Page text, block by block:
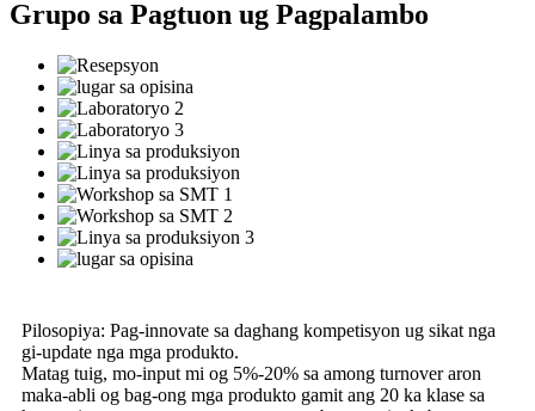
Grupo sa Pagtuon ug Pagpalambo
Pilosopiya: Pag-innovate sa daghang kompetisyon ug sikat nga
gi-update nga mga produkto.
Matag tuig, mo-input mi og 5%-20% sa among turnover aron
maka-abli og bag-ong mga produkto gamit ang 20 ka klase sa